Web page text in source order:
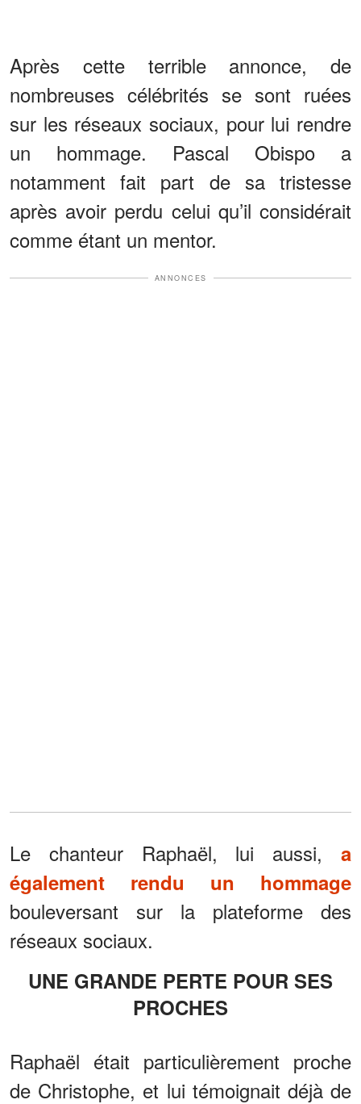
Après cette terrible annonce, de
nombreuses célébrités se sont ruées
sur les réseaux sociaux, pour lui rendre
un hommage. Pascal Obispo a
notamment fait part de sa tristesse
après avoir perdu celui qu’il considérait
comme étant un mentor.
ANNONCES
Le chanteur Raphaël, lui aussi, a
également rendu un hommage
bouleversant sur la plateforme des
réseaux sociaux.
UNE GRANDE PERTE POUR SES
PROCHES
Raphaël était particulièrement proche
de Christophe, et lui témoignait déjà de